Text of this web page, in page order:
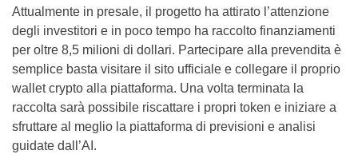
Attualmente in presale, il progetto ha attirato l’attenzione
degli investitori e in poco tempo ha raccolto finanziamenti
per oltre 8,5 milioni di dollari. Partecipare alla prevendita è
semplice basta visitare il sito ufficiale e collegare il proprio
wallet crypto alla piattaforma. Una volta terminata la
raccolta sarà possibile riscattare i propri token e iniziare a
sfruttare al meglio la piattaforma di previsioni e analisi
guidate dall’AI.